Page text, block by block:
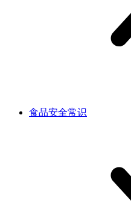
食品安全常识